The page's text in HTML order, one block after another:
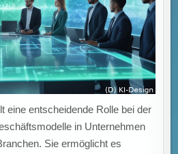
eine entscheidende Rolle bei der
in Unternehmen
Sie ermöglicht es